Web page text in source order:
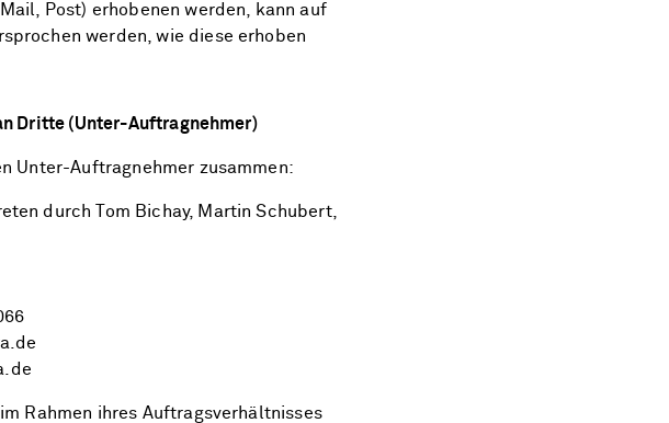
Post) erhobenen werden, kann auf
werden, wie diese erhoben
Dritte (Unter-Auftragnehmer)
Unter-Auftragnehmer zusammen:
durch Tom Bichay, Martin Schubert,
Rahmen ihres Auftragsverhältnisses